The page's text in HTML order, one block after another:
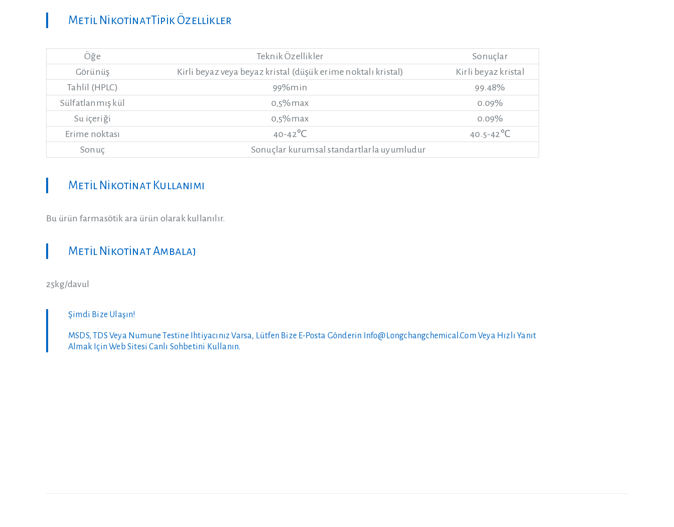
Metil NikotinatTipik Özellikler
Öğe Teknik Özellikler
Sonuçlar
Görünüş
Kirli beyaz veya beyaz kristal (düşük erime noktalı kristal)
Kirli beyaz kristal
Tahlil (HPLC)
99%min
99.48%
Sülfatlanmış kül
0,5%max
0.09%
Su içeriği
0,5%max
0.09%
Erime noktası
40-42℃
40.5-42℃
Sonuç
Sonuçlar kurumsal standartlarla uyumludur
Metil Nikotinat Kullanımı
Bu ürün farmasötik ara ürün olarak kullanılır.
Metil Nikotinat Ambalaj
25kg/davul
Şimdi Bize Ulaşın!
MSDS, TDS Veya Numune Testine Ihtiyacınız Varsa, Lütfen Bize E-Posta Gönderin Info@longchangchemical.com Veya Hızlı Yanıt
Almak Için Web Sitesi Canlı Sohbetini Kullanın.